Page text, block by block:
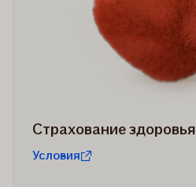
Страхование здоровья
Условия